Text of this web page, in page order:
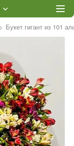
Букет гигант из 101